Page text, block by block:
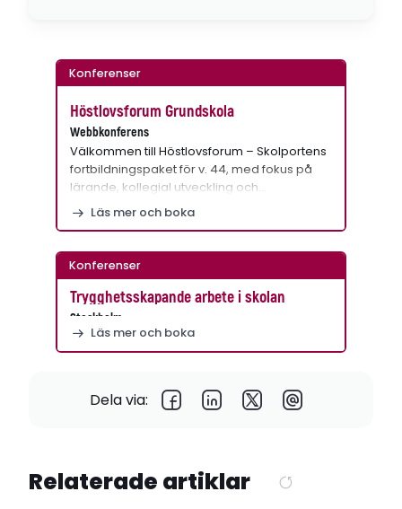
Konferenser
Höstlovsforum Grundskola
Webbkonferens
Välkommen till Höstlovsforum – Skolportens
fortbildningspaket för v. 44, med fokus på
lärande, kollegial utveckling och…
Läs mer och boka
Konferenser
Trygghetsskapande arbete i skolan
Stockholm
Läs mer och boka
Dela via:
Relaterade artiklar